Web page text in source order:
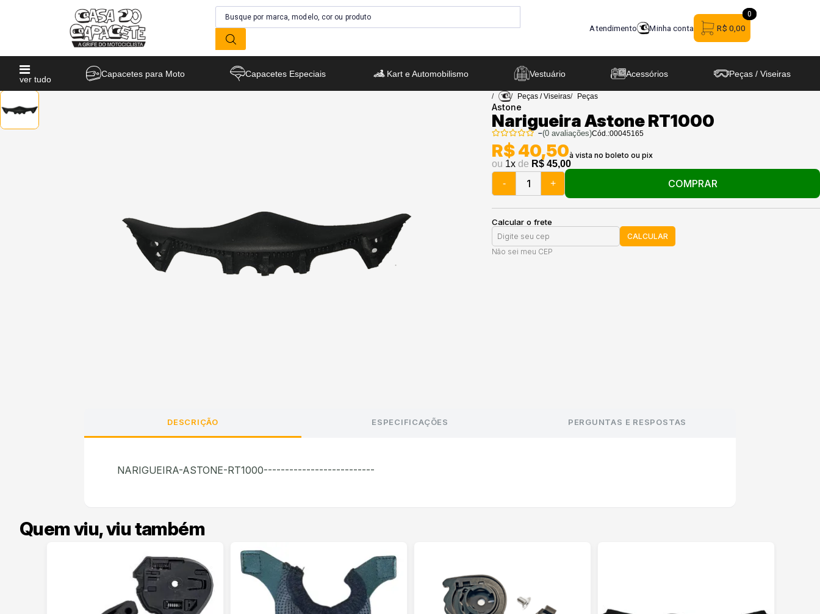
Atendimento Minha conta
0
0
R$ 0,00
ver tudo
Capacetes para Moto Capacetes Especiais Kart e Automobilismo Vestuário Acessórios Peças / Viseiras
Peças / Viseiras Peças
Astone
Narigueira Astone RT1000
–(0avaliações)Cód.:00045165
ou 1x de R$ 45,00
R$ 40,50
- + COMPRAR
Calcular o frete
CALCULAR
Não sei meu CEP
DESCRIÇÃO ESPECIFICAÇÕES PERGUNTAS E RESPOSTAS
NARIGUEIRA-ASTONE-RT1000--------------------------
Quem viu, viu também